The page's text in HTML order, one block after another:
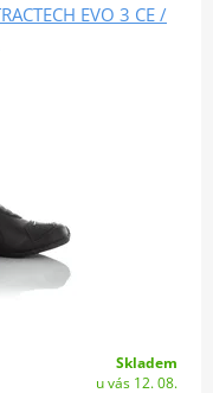
EVO 3 CE /
Skladem
u vás 12. 08.